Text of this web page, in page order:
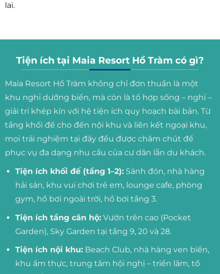
lai.
Tiện ích tại Maia Resort Hồ Tràm có gì?
Maia Resort Hồ Tràm không chỉ đơn thuần là một
khu nghỉ dưỡng biển, mà còn là tổ hợp sống – nghỉ –
giải trí khép kín với hệ tiện ích quy hoạch bài bản. Từ
tầng khối đế cho đến nội khu và liên kết ngoại khu,
mọi trải nghiệm tại đây đều được chăm chút để
phục vụ đa dạng nhu cầu của cư dân lẫn du khách.
Tiện ích khối đế (tầng 1–2):Sảnh đón, nhà hàng
hải sản, khu vui chơi trẻ em, lounge cafe, phòng
gym, hồ bơi ngoài trời, hồ bơi tầng 3.
Tiện ích tầng căn hộ:Vườn trên cao (Pocket
Garden), Sky Garden tại tầng 9, 20 và 28.
Tiện ích nội khu:Beach Club, nhà hàng ven biển,
khu ẩm thực, trung tâm hội nghị – triển lãm, tổ